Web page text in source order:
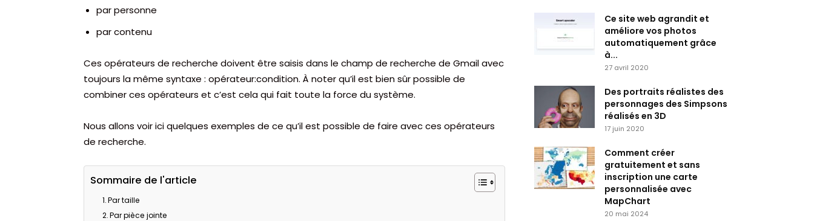
par personne
par contenu
Ces opérateurs de recherche doivent être saisis dans le champ de recherche de Gmail avec
toujours la même syntaxe : opérateur:condition. À noter qu’il est bien sûr possible de
combiner ces opérateurs et c’est cela qui fait toute la force du système.
Nous allons voir ici quelques exemples de ce qu’il est possible de faire avec ces opérateurs
de recherche.
Sommaire de l'article
Par taille
Par pièce jointe
Ce site web agrandit et
améliore vos photos
automatiquement grâce
à...
27 avril 2020
Des portraits réalistes des
personnages des Simpsons
réalisés en 3D
17 juin 2020
Comment créer
gratuitement et sans
inscription une carte
personnalisée avec
MapChart
20 mai 2024